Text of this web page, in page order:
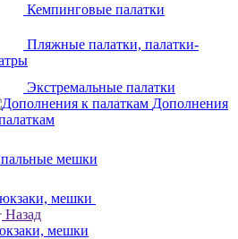
Кемпинговые палатки
Пляжные палатки, палатки-
Экстремальные палатки
Дополнения
мешки
мешки
Назад
мешки